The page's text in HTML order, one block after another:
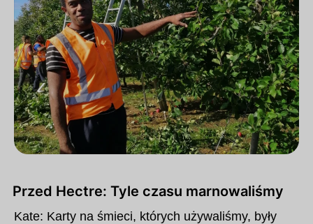
Przed Hectre: Tyle czasu marnowaliśmy
Kate: Karty na śmieci, których używaliśmy, były